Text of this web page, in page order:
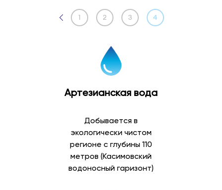
1 2 3 4
Артезианская вода
Добывается в
экологически чистом
регионе с глубины 110
метров (Касимовский
водоносный гаризонт)